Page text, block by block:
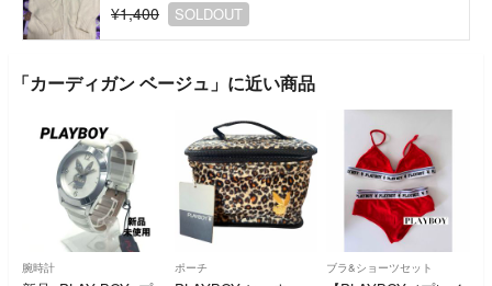
¥1,400
SOLDOUT
「カーディガン ベージュ」に近い商品
腕時計 ポーチ ブラ&ショーツセット